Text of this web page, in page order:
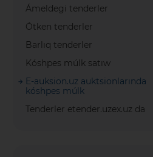
Ámeldegi tenderler
Ótken tenderler
Barlıq tenderler
Kóshpes múlk satıw
E-auksion.uz auktsionlarında
kóshpes múlk
Tenderler etender.uzex.uz da